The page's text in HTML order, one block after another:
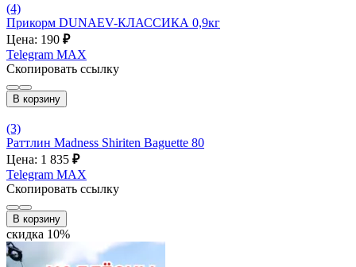
(4)
Прикорм DUNAEV-КЛАССИКА 0,9кг
Цена: 190 ₽
Telegram MAX
Скопировать ссылку
В корзину
(3)
Раттлин Madness Shiriten Baguette 80
Цена: 1 835 ₽
Telegram MAX
Скопировать ссылку
В корзину
скидка 10%